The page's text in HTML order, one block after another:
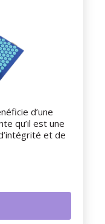
d’une
qu’il est une
et de